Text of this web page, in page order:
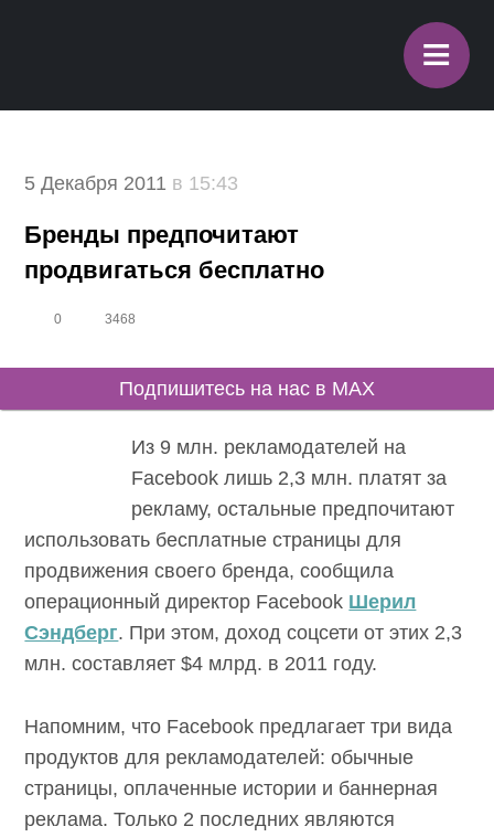
≡
5 Декабря 2011 в 15:43
Бренды предпочитают
продвигаться бесплатно
0 3468
Подпишитесь на нас в MAX
Из 9 млн. рекламодателей на
Facebook лишь 2,3 млн. платят за
рекламу, остальные предпочитают
использовать бесплатные страницы для
продвижения своего бренда, сообщила
операционный директор Facebook Шерил
Сэндберг. При этом, доход соцсети от этих 2,3
млн. составляет $4 млрд. в 2011 году.
Напомним, что Facebook предлагает три вида
продуктов для рекламодателей: обычные
страницы, оплаченные истории и баннерная
реклама. Только 2 последних являются